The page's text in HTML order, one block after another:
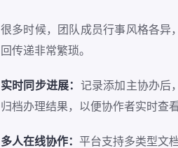
很多时候，团队成员行事风格各异
回传递非常繁琐。
实时同步进展： 记录添加主协办后
归档办理结果，以便协作者实时查
多人在线协作： 平台支持多类型文